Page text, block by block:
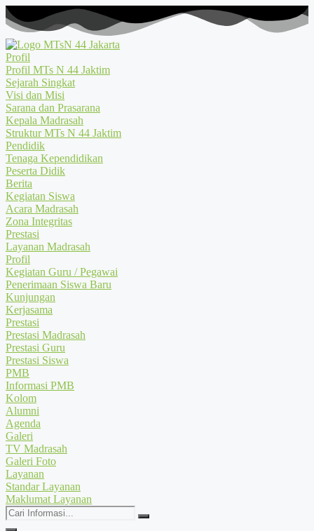
Profil
Profil MTs N 44 Jaktim
Sejarah Singkat
Visi dan Misi
Sarana dan Prasarana
Kepala Madrasah
Struktur MTs N 44 Jaktim
Pendidik
Tenaga Kependidikan
Peserta Didik
Berita
Kegiatan Siswa
Acara Madrasah
Zona Integritas
Prestasi
Layanan Madrasah
Profil
Kegiatan Guru / Pegawai
Penerimaan Siswa Baru
Kunjungan
Kerjasama
Prestasi
Prestasi Madrasah
Prestasi Guru
Prestasi Siswa
PMB
Informasi PMB
Kolom
Alumni
Agenda
Galeri
TV Madrasah
Galeri Foto
Layanan
Standar Layanan
Maklumat Layanan
Cari
Informasi...